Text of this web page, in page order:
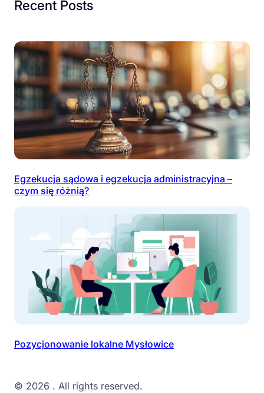
Recent Posts
Egzekucja sądowa i egzekucja administracyjna –
czym się różnią?
Pozycjonowanie lokalne Mysłowice
© 2026 . All rights reserved.